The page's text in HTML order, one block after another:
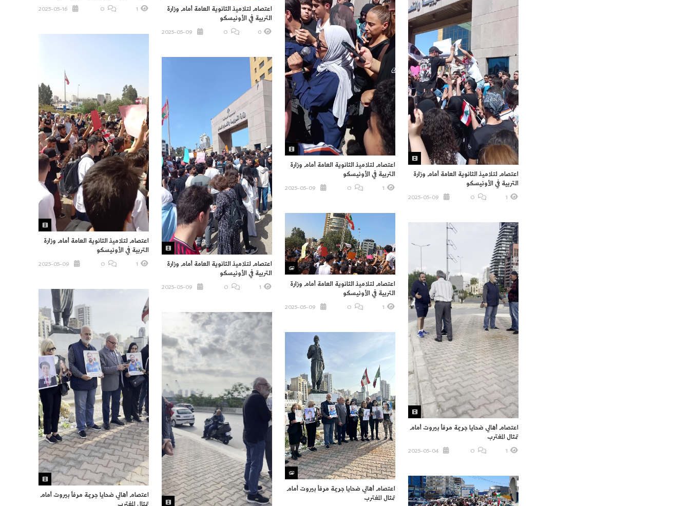
1
O
اعتصام لتلاميذ الثانوية العامة أمام وزارة
التربية في الأونيسكو
0
O
اعتصام لتلاميذ الثانوية العامة أمام وزارة
التربية في الأونيسكو
1
اعتصام لتلاميذ الثانوية العامة أمام وزارة
التربية في الأونيسكو
1
اعتصام لتلاميذ الثانوية العامة أمام وزارة
التربية في الأونيسكو
1
اعتصام لتلاميذ الثانوية العامة أمام وزارة
التربية في الأونيسكو
1
اعتصام لتلاميذ الثانوية العامة أمام وزارة
التربية في الأونيسكو
1
اعتصام أهالي ضحايا جريمة مرفأ بيروت أمام
تمثال المغترب
1
O
2025-05-04
اعتصام أهالي ضحايا جريمة مرفأ بيروت أمام
تمثال المغترب
اعتصام أهالي ضحايا جريمة مرفأ بيروت أمام
تمثال المغترب